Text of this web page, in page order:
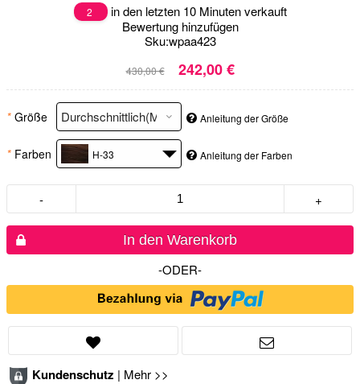
2
in den letzten 10 Minuten verkauft
Bewertung hinzufügen
Sku:wpaa423
430,00 € 242,00 €
* Größe Anleitung der Größe
* Farben H-33 Anleitung der Farben
- +
In den Warenkorb
-ODER-
Kundenschutz | Mehr >>